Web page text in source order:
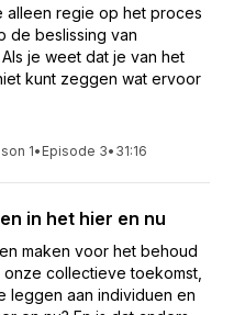
alleen regie op het proces
de beslissing van
je weet dat je van het
kunt zeggen wat ervoor
1• Episode 3• 31:16
in het hier en nu
maken voor het behoud
collectieve toekomst,
leggen aan individuen en